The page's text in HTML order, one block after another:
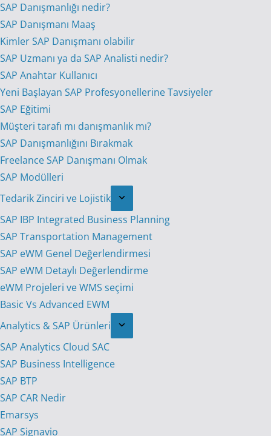
SAP Danışmanlığı nedir?
SAP Danışmanı Maaş
Kimler SAP Danışmanı olabilir
SAP Uzmanı ya da SAP Analisti nedir?
SAP Anahtar Kullanıcı
Yeni Başlayan SAP Profesyonellerine Tavsiyeler
SAP Eğitimi
Müşteri tarafı mı danışmanlık mı?
SAP Danışmanlığını Bırakmak
Freelance SAP Danışmanı Olmak
SAP Modülleri
Tedarik Zinciri ve Lojistik
SAP IBP Integrated Business Planning
SAP Transportation Management
SAP eWM Genel Değerlendirmesi
SAP eWM Detaylı Değerlendirme
eWM Projeleri ve WMS seçimi
Basic Vs Advanced EWM
Analytics & SAP Ürünleri
SAP Analytics Cloud SAC
SAP Business Intelligence
SAP BTP
SAP CAR Nedir
Emarsys
SAP Signavio